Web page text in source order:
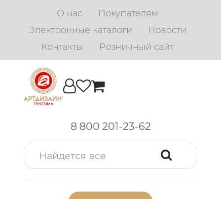
О нас
Покупателям
Электронные каталоги
Новости
Контакты
Розничный сайт
8 800 201-23-62